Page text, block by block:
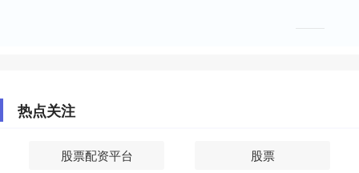
热点关注
股票配资平台 股票